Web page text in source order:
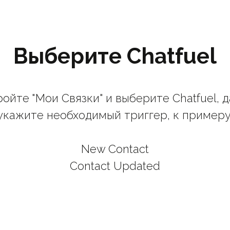
Выберите Chatfuel
"Мои Связки" и выберите Chatfuel,
необходимый триггер, к
New Contact
Contact Updated